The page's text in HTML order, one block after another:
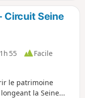
Circuit Seine
1h 55
Facile
le patrimoine
la Seine...